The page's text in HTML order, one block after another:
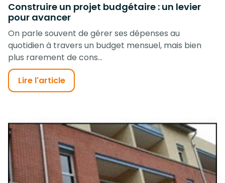
Construire un projet budgétaire : un levier
pour avancer
On parle souvent de gérer ses dépenses au
quotidien à travers un budget mensuel, mais bien
plus rarement de cons...
Lire l'article